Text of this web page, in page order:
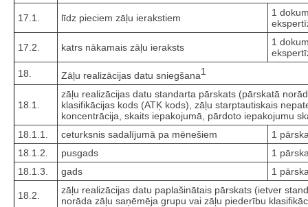
17.1. līdz pieciem zāļu ierakstiem
1
17.2. katrs nākamais zāļu ieraksts
1
18.
Zāļu realizācijas datu sniegšana1
18.1.
zāļu realizācijas datu standarta pārskats (pārskatā
klasifikācijas kods (ATĶ kods), zāļu starptautiskais
koncentrācija, skaits iepakojumā, pārdoto iepakojumu
18.1.1.
ceturksnis sadalījumā pa mēnešiem
1
18.1.2.
pusgads
1
18.1.3.
gads 1
18.2.
zāļu realizācijas datu paplašinātais pārskats (ietver
norāda zāļu saņēmēja grupu vai zāļu piederību